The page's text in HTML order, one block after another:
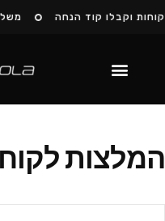
וקבלו קוד הנחה
המלצות